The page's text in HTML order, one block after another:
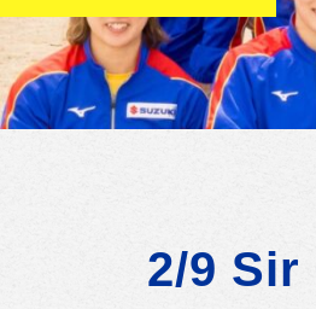
2/9 Sir